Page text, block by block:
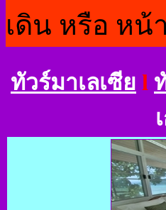
เดิน หรือ หน้
ทัวร์มาเลเซีย l